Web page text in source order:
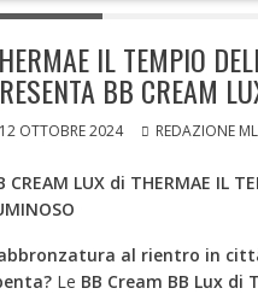
IL TEMPIO
BB CREAM
12 OTTOBRE 2024 REDAZIONE
CREAM LUX di THERMAE IL
al rientro in
Le BB Cream BB Lux